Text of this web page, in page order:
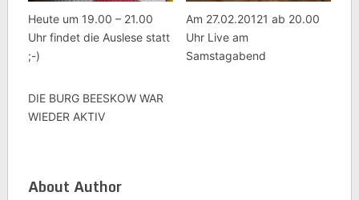
Heute um 19.00 – 21.00
Uhr findet die Auslese statt
;-)
Am 27.02.20121 ab 20.00
Uhr Live am
Samstagabend
DIE BURG BEESKOW WAR
WIEDER AKTIV
About Author